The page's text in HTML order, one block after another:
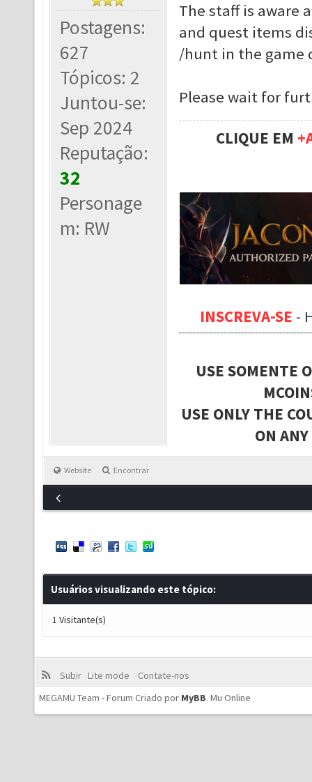
Postagens:
627
Tópicos: 2
Juntou-se:
Sep 2024
Reputação:
32
Personage
m: RW
The staff is aware
and quest items
/hunt in the game
Please wait for
CLIQUE EM
INSCREVA-SE -
USE SOMENTE
USE ONLY THE
ON
Website Encontrar
Usuários visualizando este tópico:
1 Visitante(s)
Subir Lite mode
Contate-nos
MEGAMU Team - Forum Criado por MyBB. Mu Online